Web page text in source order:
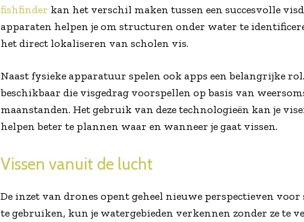
fishfinder kan het verschil maken tussen een succesvolle
apparaten helpen je om structuren onder water te
het direct lokaliseren van scholen vis.
Naast fysieke apparatuur spelen ook apps een belangrijke
beschikbaar die visgedrag voorspellen op basis van
maanstanden. Het gebruik van deze technologieën kan je
helpen beter te plannen waar en wanneer je gaat vissen.
Vissen vanuit de lucht
De inzet van drones opent geheel nieuwe perspectieven
te gebruiken, kun je watergebieden verkennen zonder ze te